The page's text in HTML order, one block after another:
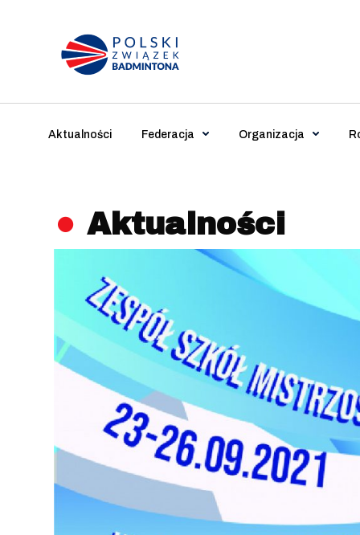
Main Navigation
Aktualności Federacja Organizacja
Aktualności